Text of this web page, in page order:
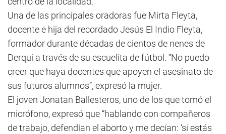
Una de las principales oradoras fue Mirta Fleyta,
docente e hija del recordado Jesús El Indio Fleyta,
formador durante décadas de cientos de nenes de
Derqui a través de su escuelita de fútbol. “No puedo
creer que haya docentes que apoyen el asesinato de
sus futuros alumnos”, expresó la mujer.
El joven Jonatan Ballesteros, uno de los que tomó el
micrófono, expresó que “hablando con compañeros
de trabajo, defendían el aborto y me decían: ‘si estás